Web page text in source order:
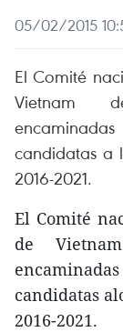
05/02/2015
El Comité
Vietnam
candidatas a
2016-2021.
El Comité
de
candidatas
2016-2021.